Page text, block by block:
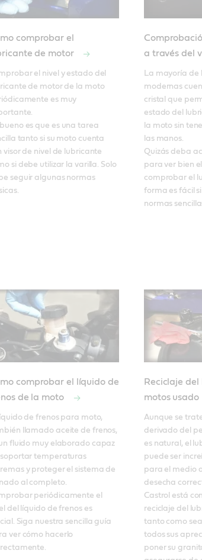
comprobar el
de motor
el nivel y estado del
de motor de la moto
es muy
es que es una tarea
tanto si su moto cuenta
visor de nivel de lubricante
si debe utilizar la varilla. Solo
seguir algunas normas
a través del
La mayoría de
modernas
cristal que
estado del
la moto sin
las manos.
Quizás deba
para ver bien
comprobar el
forma es fácil
normas
comprobar el líquido de
de la moto
de frenos para moto,
llamado aceite de frenos,
fluido muy elaborado capaz
temperaturas
y proteger el sistema de
al completo.
periódicamente el
del líquido de frenos es
Siga nuestra sencilla guía
ver cómo hacerlo
Reciclaje
motos usado
Aunque se
derivado del
es natural, el
puede ser
para el medio
desecha
Castrol está
reciclaje del
tanto como
todos sus
poner su